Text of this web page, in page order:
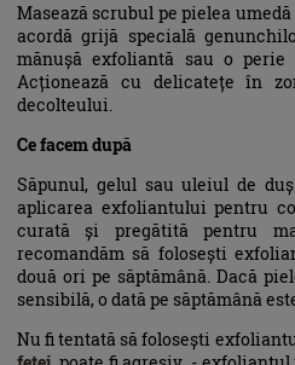
Masează scrubul pe pielea
acordă grijă specială
mănușă exfoliantă sau o
Acționează cu delicatețe în
decolteului.
Ce facem după
Săpunul, gelul sau uleiul de
aplicarea exfoliantului pentru
curată și pregătită pentru
recomandăm să folosești
două ori pe săptămână. Dacă
sensibilă, o dată pe săptămână
Nu fi tentată să folosești